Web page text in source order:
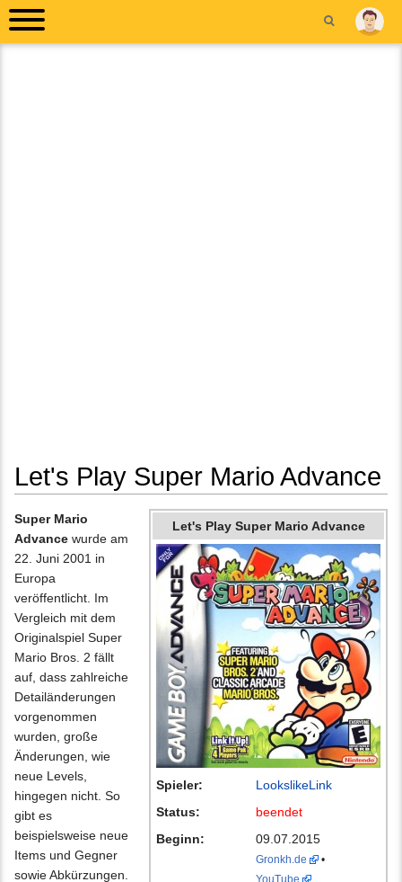
Let's Play Super Mario Advance
Let's Play Super Mario Advance
Spieler:
LookslikeLink
Status:
beendet
Beginn:
09.07.2015
Gronkh.de
•
YouTube
Super Mario
Advance wurde am
22. Juni 2001 in
Europa
veröffentlicht. Im
Vergleich mit dem
Originalspiel Super
Mario Bros. 2 fällt
auf, dass zahlreiche
Detailänderungen
vorgenommen
wurden, große
Änderungen, wie
neue Levels,
hingegen nicht. So
gibt es
beispielsweise neue
Items und Gegner
sowie Abkürzungen.